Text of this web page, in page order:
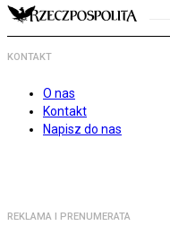
KONTAKT
O nas
Kontakt
Napisz do nas
REKLAMA I PRENUMERATA